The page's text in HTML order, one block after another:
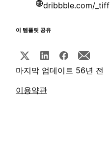
dribbble.com/_tiff
이 템플릿 공유
마지막 업데이트 56년 전
이용약관